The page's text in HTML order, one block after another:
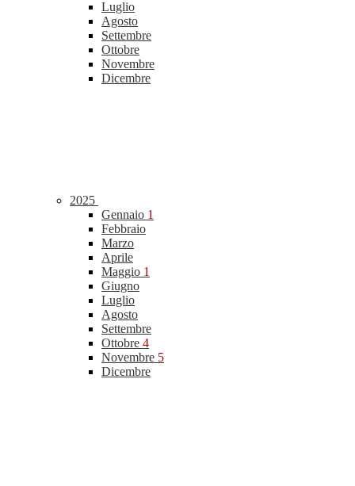
Luglio
Agosto
Settembre
Ottobre
Novembre
Dicembre
2025
Gennaio 1
Febbraio
Marzo
Aprile
Maggio 1
Giugno
Luglio
Agosto
Settembre
Ottobre 4
Novembre 5
Dicembre